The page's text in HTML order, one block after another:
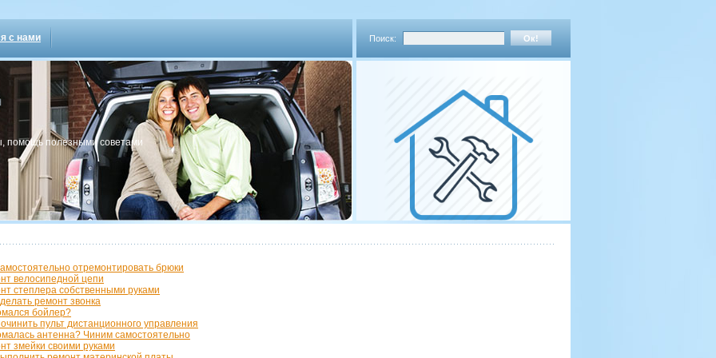
с нами Поиск:
пοмοщь пοлезными сοветами
отремонтировать брюки
велосипедной цепи
степлера собственными руками
ремонт звонка
бойлер?
пульт дистанционного управления
антенна? Чиним самостоятельно
змейки своими руками